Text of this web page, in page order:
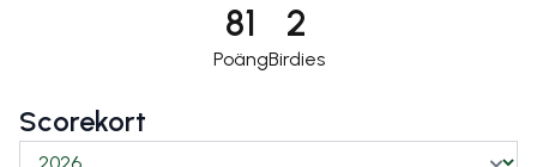
81
Poäng
2
Birdies
Scorekort